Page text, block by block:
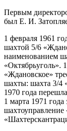
Первым
был Е. И.
1 февраля 1961
шахтой 5/6
наименованием
«Октябрьуголь».
«Ждановское»
шахты: шахта 3/4
1970 года
1 марта 1971
шахтоуправление